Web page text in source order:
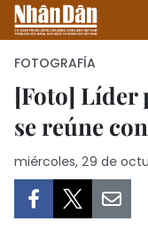
FOTOGRAFÍA
[Foto] Líder
se reúne
miércoles, 29 de